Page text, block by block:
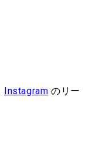
Instagram のリー